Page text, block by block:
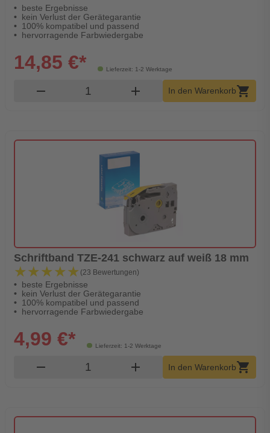
beste Ergebnisse
kein Verlust der Gerätegarantie
100% kompatibel und passend
hervorragende Farbwiedergabe
Lieferzeit: 1-2 Werktage
14,85 €*
remove Produkt Warenkorb Menge
add In den Warenkorbshopping_cart
Schriftband TZE-241 schwarz auf weiß 18 mm
★★★★★
★★★★★ (23 Bewertungen)
beste Ergebnisse
kein Verlust der Gerätegarantie
100% kompatibel und passend
hervorragende Farbwiedergabe
Lieferzeit: 1-2 Werktage
4,99 €*
remove Produkt Warenkorb Menge
add In den Warenkorbshopping_cart